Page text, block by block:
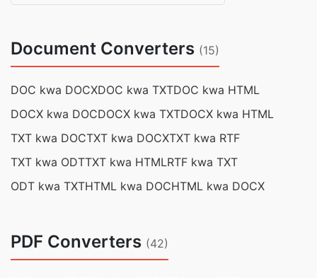
Document Converters (15)
DOC kwa DOCXDOC kwa TXTDOC kwa HTML
DOCX kwa DOCDOCX kwa TXTDOCX kwa HTML
TXT kwa DOCTXT kwa DOCXTXT kwa RTF
TXT kwa ODTTXT kwa HTMLRTF kwa TXT
ODT kwa TXTHTML kwa DOCHTML kwa DOCX
PDF Converters (42)